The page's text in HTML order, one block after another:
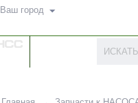
Ваш город